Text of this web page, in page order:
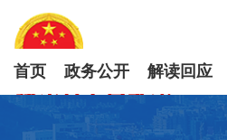
首页 政务公开 解读回应